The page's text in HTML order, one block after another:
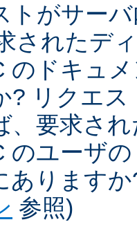
トがサー
されたデ
のドキュ
? リクエ
、要求さ
のユーザ
あります
参照)